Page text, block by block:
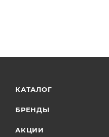
КАТАЛОГ
БРЕНДЫ
АКЦИИ